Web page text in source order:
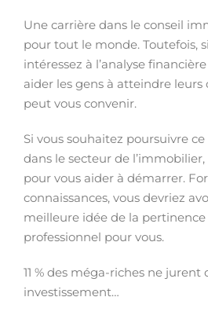
Une carrière dans le conseil
pour tout le monde. Toutefois,
intéressez à l’analyse
aider les gens à atteindre leurs
peut vous convenir.
Si vous souhaitez poursuivre
dans le secteur de
pour vous aider à démarrer.
connaissances, vous devriez
meilleure idée de la
professionnel pour vous.
11 % des méga-riches ne jurent
investissement…